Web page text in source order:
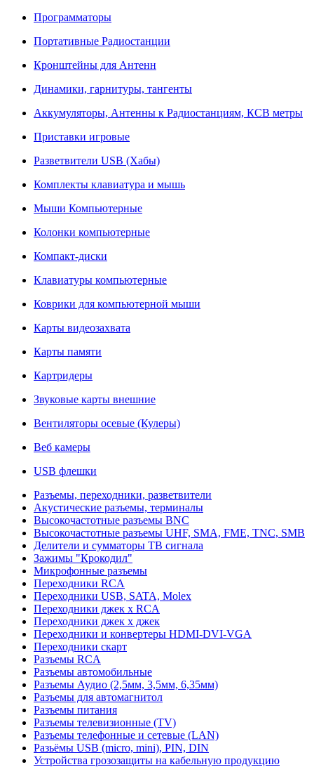
Программаторы
Портативные Радиостанции
Кронштейны для Антенн
Динамики, гарнитуры, тангенты
Аккумуляторы, Антенны к Радиостанциям, КСВ метры
Приставки игровые
Разветвители USB (Хабы)
Комплекты клавиатура и мышь
Мыши Компьютерные
Колонки компьютерные
Компакт-диски
Клавиатуры компьютерные
Коврики для компьютерной мыши
Карты видеозахвата
Карты памяти
Картридеры
Звуковые карты внешние
Вентиляторы осевые (Кулеры)
Веб камеры
USB флешки
Разъемы, переходники, разветвители
Акустические разъемы, терминалы
Высокочастотные разъемы BNC
Высокочастотные разъемы UHF, SMA, FME, TNC, SMB
Делители и сумматоры ТВ сигнала
Зажимы "Крокодил"
Микрофонные разъемы
Переходники RCA
Переходники USB, SATA, Molex
Переходники джек х RCA
Переходники джек х джек
Переходники и конвертеры HDMI-DVI-VGA
Переходники скарт
Разъемы RCA
Разъемы автомобильные
Разъемы Аудио (2,5мм, 3,5мм, 6,35мм)
Разъемы для автомагнитол
Разъемы питания
Разъемы телевизионные (TV)
Разъемы телефонные и сетевые (LAN)
Разьёмы USB (micro, mini), PIN, DIN
Устройства грозозащиты на кабельную продукцию